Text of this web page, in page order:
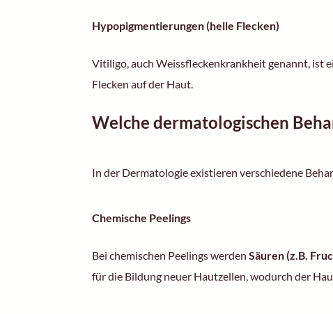
Hypopigmentierungen (helle Flecken)
Vitiligo, auch Weissfleckenkrankheit genannt, ist
Flecken auf der Haut.
Welche dermatologischen
In der Dermatologie existieren verschiedene
Chemische Peelings
Bei chemischen Peelings werden Säuren (z.B.
für die Bildung neuer Hautzellen, wodurch der